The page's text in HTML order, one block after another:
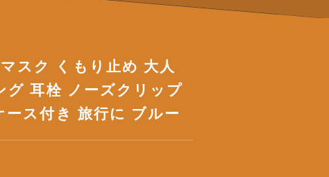
スク くもり止め 大人
グ 耳栓 ノーズクリップ
ス付き 旅行に ブルー